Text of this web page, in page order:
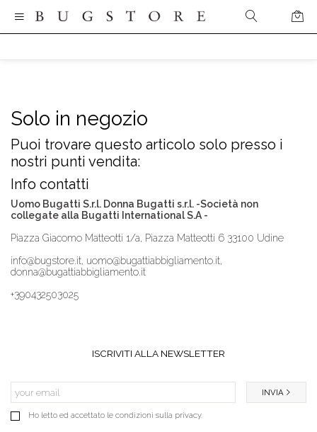
Solo in negozio
Puoi trovare questo articolo solo presso i
nostri punti vendita:
Info contatti
Uomo Bugatti S.r.l. Donna Bugatti s.r.l. -Società non
collegate alla Bugatti International S.A -
Piazza Giacomo Matteotti 1/a, Piazza Matteotti 6 33100 Udine
info@bugstore.it, uomo@bugattiabbigliamento.it,
donna@bugattiabbigliamento.it
+390432503025
ISCRIVITI ALLA NEWSLETTER
Ho letto ed accettato le condizioni sulla privacy.
INVIA